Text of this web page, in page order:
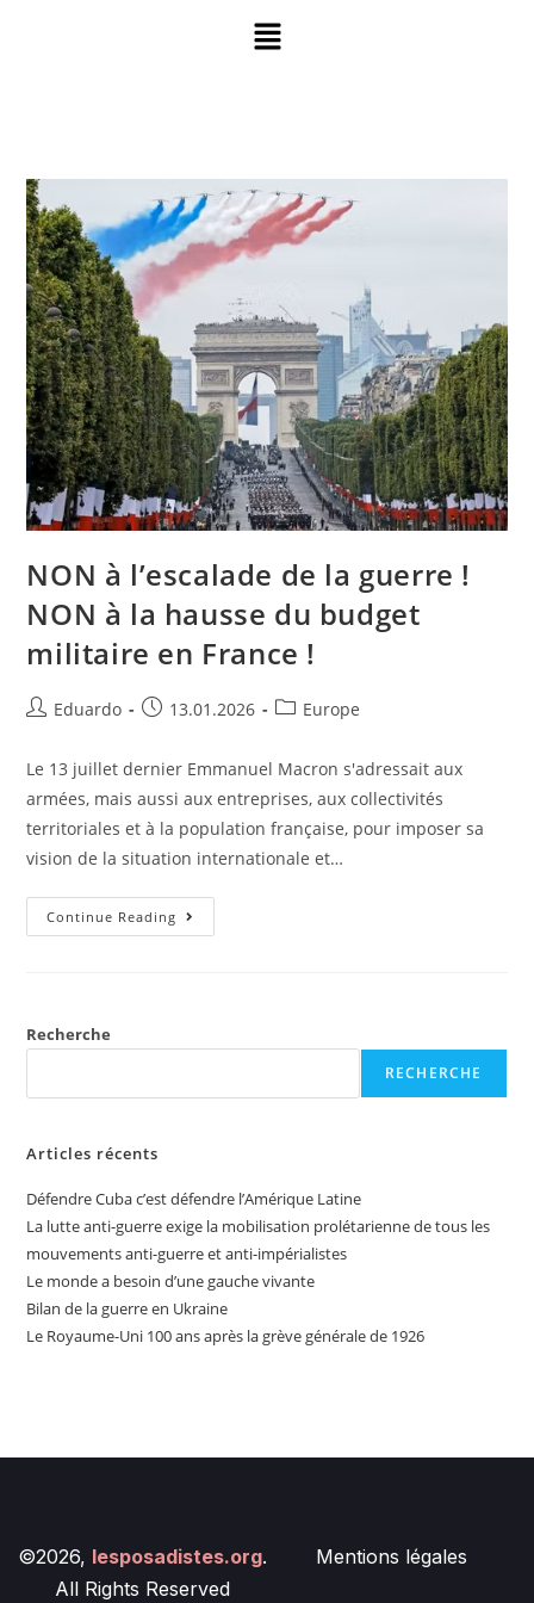
NON à l’escalade de la guerre !
NON à la hausse du budget
militaire en France !
Eduardo 13.01.2026 Europe
Le 13 juillet dernier Emmanuel Macron s'adressait aux
armées, mais aussi aux entreprises, aux collectivités
territoriales et à la population française, pour imposer sa
vision de la situation internationale et…
Continue Reading
Recherche
RECHERCHE
Articles récents
Défendre Cuba c’est défendre l’Amérique Latine
La lutte anti-guerre exige la mobilisation prolétarienne de tous les
mouvements anti-guerre et anti-impérialistes
Le monde a besoin d’une gauche vivante
Bilan de la guerre en Ukraine
Le Royaume-Uni 100 ans après la grève générale de 1926
©2026, lesposadistes.org.
All Rights Reserved
Mentions légales